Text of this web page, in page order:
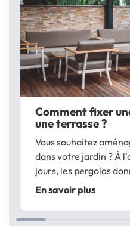
Comment fixer
une terrasse ?
Vous souhaitez
dans votre jardin ? À
jours, les pergolas
terrasse en offrant
bien appréciable.
de la maison ou
En savoir plus